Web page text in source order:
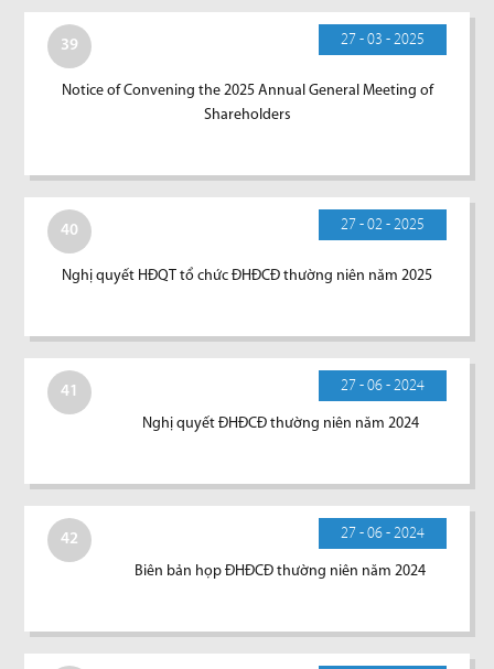
39 27 - 03 - 2025
Notice of Convening the 2025 Annual General Meeting of
Shareholders
40 27 - 02 - 2025
Nghị quyết HĐQT tổ chức ĐHĐCĐ thường niên năm 2025
41 27 - 06 - 2024
Nghị quyết ĐHĐCĐ thường niên năm 2024
42 27 - 06 - 2024
Biên bản họp ĐHĐCĐ thường niên năm 2024